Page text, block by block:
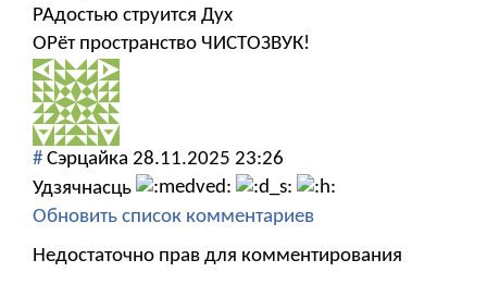
РАдостью струится Дух
ОРёт пространство ЧИСТОЗВУК!
# Сэрцайка 28.11.2025 23:26
Удзячнасць
Обновить список комментариев
Недостаточно прав для комментирования